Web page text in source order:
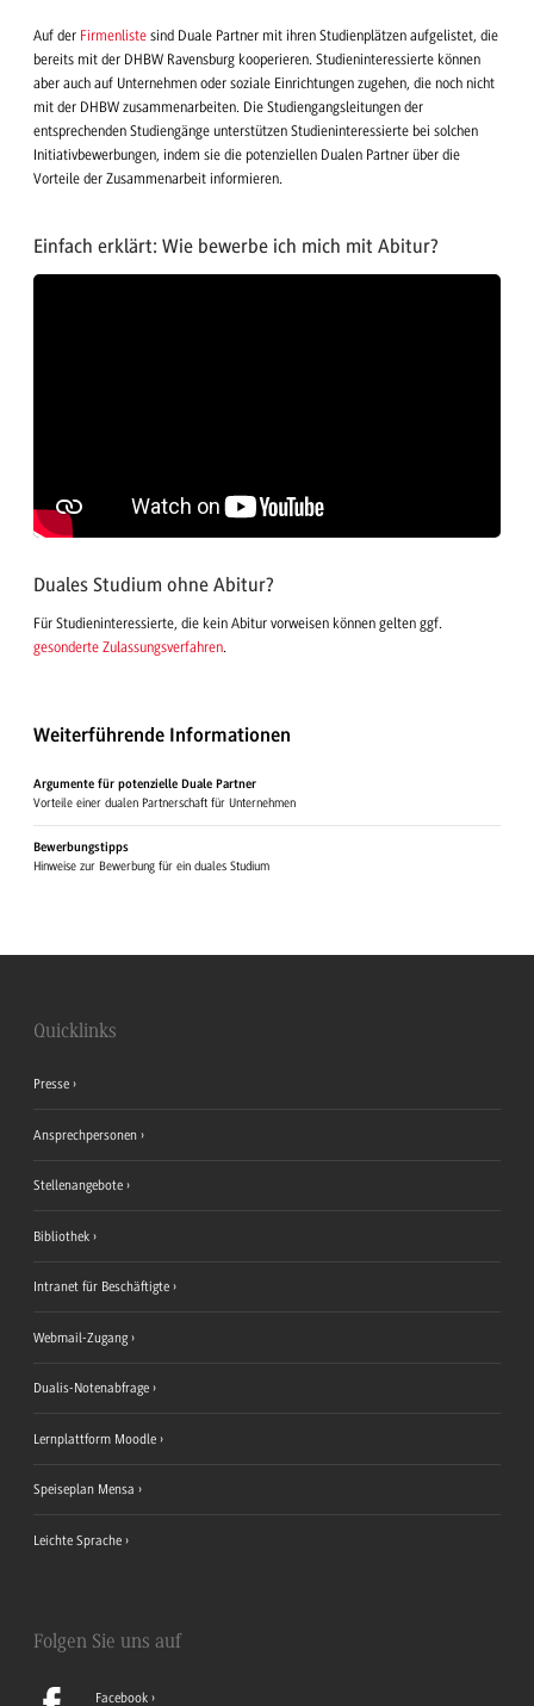
Auf der Firmenliste sind Duale Partner mit ihren Studienplätzen aufgelistet, die
bereits mit der DHBW Ravensburg kooperieren. Studieninteressierte können
aber auch auf Unternehmen oder soziale Einrichtungen zugehen, die noch nicht
mit der DHBW zusammenarbeiten. Die Studiengangsleitungen der
entsprechenden Studiengänge unterstützen Studieninteressierte bei solchen
Initiativbewerbungen, indem sie die potenziellen Dualen Partner über die
Vorteile der Zusammenarbeit informieren.
Einfach erklärt: Wie bewerbe ich mich mit Abitur?
Duales Studium ohne Abitur?
Für Studieninteressierte, die kein Abitur vorweisen können gelten ggf.
gesonderte Zulassungsverfahren.
Weiterführende Informationen
Argumente für potenzielle Duale Partner
Vorteile einer dualen Partnerschaft für Unternehmen
Bewerbungstipps
Hinweise zur Bewerbung für ein duales Studium
Quicklinks
Presse
Ansprechpersonen
Stellenangebote
Bibliothek
Intranet für Beschäftigte
Webmail-Zugang
Dualis-Notenabfrage
Lernplattform Moodle
Speiseplan Mensa
Leichte Sprache
Folgen Sie uns auf
Facebook